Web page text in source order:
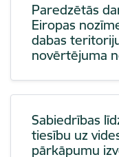
Paredzētās
Eiropas
dabas
novērtējuma
Sabiedrības
tiesību uz
pārkāpumu